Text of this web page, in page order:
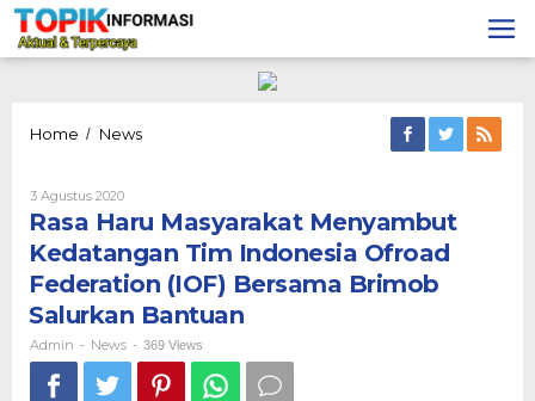
Lewati
konten
Home / NewsRasa
Kedatangan
Indonesia
Ofroad
Federation
(IOF)
Bersama
Brimob
Salurkan
3 Agustus 2020Oleh
Admin
Rasa Haru Masyarakat Menyambut
Kedatangan Tim Indonesia Ofroad
Federation (IOF) Bersama Brimob
Salurkan Bantuan
Admin - News - 369 Views